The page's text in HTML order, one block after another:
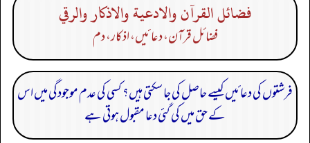
فضائل القرآن والادعية والاذكار والرقي
فضائل قرآن، دعا ئیں، اذکار، دم
فرشتوں کی دعائیں کیسے حاصل کی جا سکتی ہیں؟ کسی کی عدم موجودگی میں اس
کے حق میں کی گئی دعا مقبول ہوتی ہے